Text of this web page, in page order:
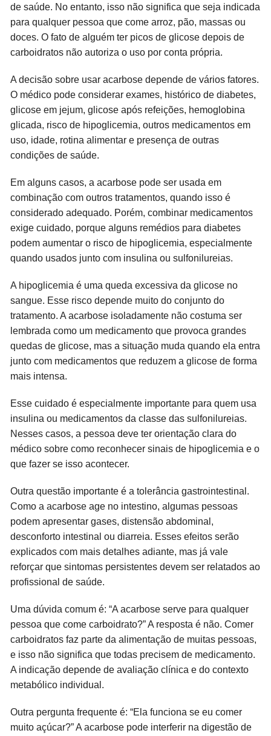
de saúde. No entanto, isso não significa que seja indicada
para qualquer pessoa que come arroz, pão, massas ou
doces. O fato de alguém ter picos de glicose depois de
carboidratos não autoriza o uso por conta própria.
A decisão sobre usar acarbose depende de vários fatores.
O médico pode considerar exames, histórico de diabetes,
glicose em jejum, glicose após refeições, hemoglobina
glicada, risco de hipoglicemia, outros medicamentos em
uso, idade, rotina alimentar e presença de outras
condições de saúde.
Em alguns casos, a acarbose pode ser usada em
combinação com outros tratamentos, quando isso é
considerado adequado. Porém, combinar medicamentos
exige cuidado, porque alguns remédios para diabetes
podem aumentar o risco de hipoglicemia, especialmente
quando usados junto com insulina ou sulfonilureias.
A hipoglicemia é uma queda excessiva da glicose no
sangue. Esse risco depende muito do conjunto do
tratamento. A acarbose isoladamente não costuma ser
lembrada como um medicamento que provoca grandes
quedas de glicose, mas a situação muda quando ela entra
junto com medicamentos que reduzem a glicose de forma
mais intensa.
Esse cuidado é especialmente importante para quem usa
insulina ou medicamentos da classe das sulfonilureias.
Nesses casos, a pessoa deve ter orientação clara do
médico sobre como reconhecer sinais de hipoglicemia e o
que fazer se isso acontecer.
Outra questão importante é a tolerância gastrointestinal.
Como a acarbose age no intestino, algumas pessoas
podem apresentar gases, distensão abdominal,
desconforto intestinal ou diarreia. Esses efeitos serão
explicados com mais detalhes adiante, mas já vale
reforçar que sintomas persistentes devem ser relatados ao
profissional de saúde.
Uma dúvida comum é: “A acarbose serve para qualquer
pessoa que come carboidrato?” A resposta é não. Comer
carboidratos faz parte da alimentação de muitas pessoas,
e isso não significa que todas precisem de medicamento.
A indicação depende de avaliação clínica e do contexto
metabólico individual.
Outra pergunta frequente é: “Ela funciona se eu comer
muito açúcar?” A acarbose pode interferir na digestão de